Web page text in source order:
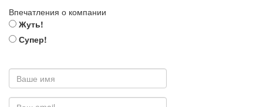
Впечатления о компании
Жуть!
Супер!